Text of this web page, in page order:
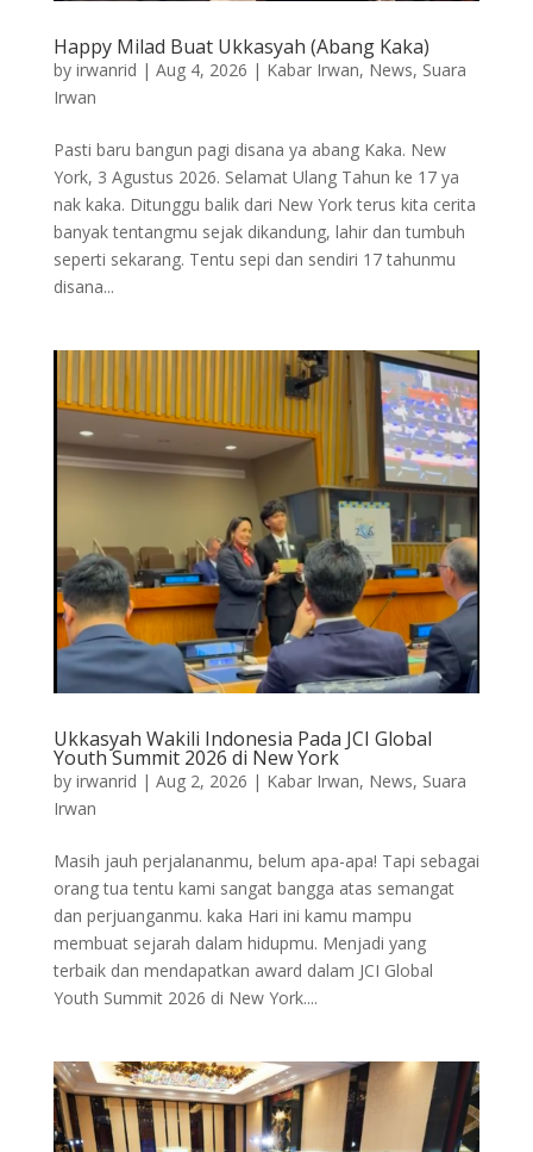
Happy Milad Buat Ukkasyah (Abang Kaka)
by irwanrid | Aug 4, 2026 | Kabar Irwan, News, Suara
Irwan
Pasti baru bangun pagi disana ya abang Kaka. New
York, 3 Agustus 2026. Selamat Ulang Tahun ke 17 ya
nak kaka. Ditunggu balik dari New York terus kita cerita
banyak tentangmu sejak dikandung, lahir dan tumbuh
seperti sekarang. Tentu sepi dan sendiri 17 tahunmu
disana...
Ukkasyah Wakili Indonesia Pada JCI Global
Youth Summit 2026 di New York
by irwanrid | Aug 2, 2026 | Kabar Irwan, News, Suara
Irwan
Masih jauh perjalananmu, belum apa-apa! Tapi sebagai
orang tua tentu kami sangat bangga atas semangat
dan perjuanganmu. kaka Hari ini kamu mampu
membuat sejarah dalam hidupmu. Menjadi yang
terbaik dan mendapatkan award dalam JCI Global
Youth Summit 2026 di New York....